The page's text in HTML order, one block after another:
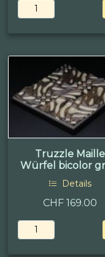
Truzzle Maille
Würfel bicolor
Details
CHF 169.00